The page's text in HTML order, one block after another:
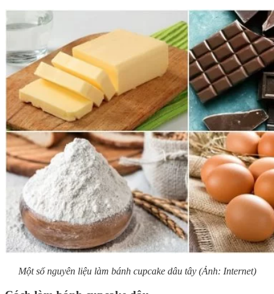
Một số nguyên liệu làm bánh cupcake dâu tây (Ảnh: Internet)